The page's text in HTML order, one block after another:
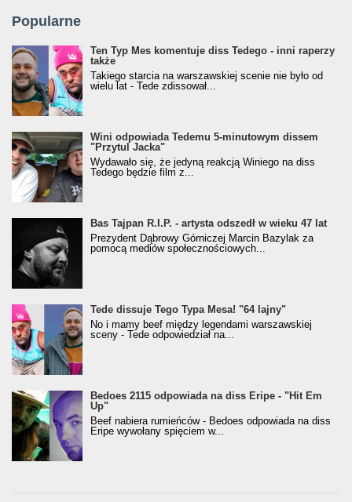
Popularne
Ten Typ Mes komentuje diss Tedego - inni raperzy
także
Takiego starcia na warszawskiej scenie nie było od
wielu lat - Tede zdissował...
Wini odpowiada Tedemu 5-minutowym dissem
"Przytul Jacka"
Wydawało się, że jedyną reakcją Winiego na diss
Tedego będzie film z...
Bas Tajpan R.I.P. - artysta odszedł w wieku 47 lat
Prezydent Dąbrowy Górniczej Marcin Bazylak za
pomocą mediów społecznościowych...
Tede dissuje Tego Typa Mesa! "64 lajny"
No i mamy beef między legendami warszawskiej
sceny - Tede odpowiedział na...
Bedoes 2115 odpowiada na diss Eripe - "Hit Em
Up"
Beef nabiera rumieńców - Bedoes odpowiada na diss
Eripe wywołany spięciem w...